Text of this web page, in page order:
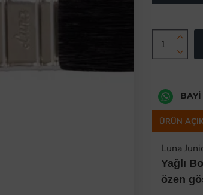
BAYI
ÜRÜN
Luna
Yağlı
özen